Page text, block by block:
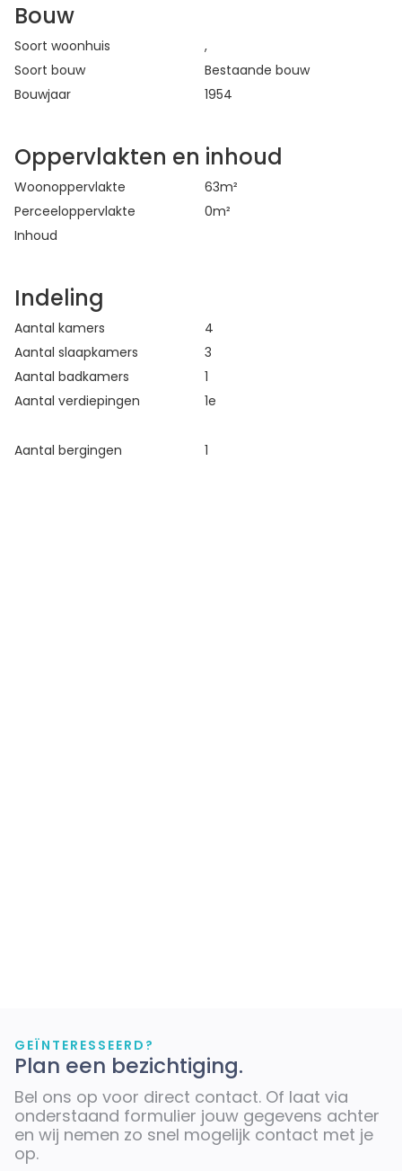
Bouw
Soort woonhuis
,
Soort bouw
Bestaande bouw
Bouwjaar
1954
Oppervlakten en inhoud
Woonoppervlakte 63m²
Perceeloppervlakte
0m²
Inhoud
Indeling
Aantal kamers
4
Aantal slaapkamers
3
Aantal badkamers
1
Aantal verdiepingen
1e
Aantal bergingen 1
GEÏNTERESSEERD?
Plan een bezichtiging.
Bel ons op voor direct contact. Of laat via
onderstaand formulier jouw gegevens achter
en wij nemen zo snel mogelijk contact met je
op.